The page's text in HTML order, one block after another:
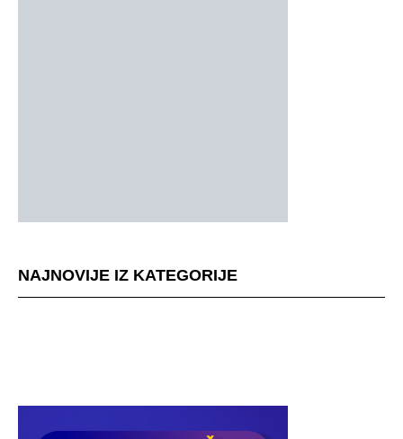
NAJNOVIJE IZ KATEGORIJE